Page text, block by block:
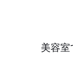
美容室